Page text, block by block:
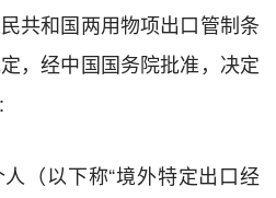
共和国两用物项出口管制条
，经中国国务院批准，决定
（以下称“境外特定出口经